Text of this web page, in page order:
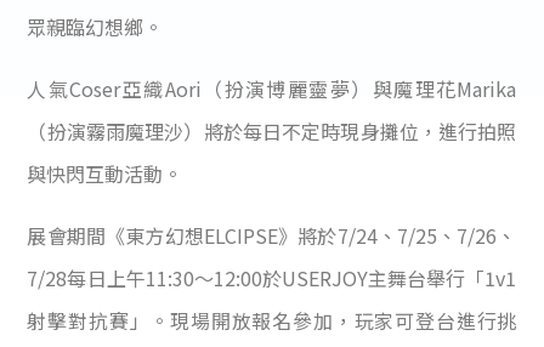
眾親臨幻想鄉。
人氣Coser亞織Aori（扮演博麗靈夢）與魔理花Marika
（扮演霧雨魔理沙）將於每日不定時現身攤位，進行拍照
與快閃互動活動。
展會期間《東方幻想ELCIPSE》將於7/24、7/25、7/26、
7/28每日上午11:30～12:00於USERJOY主舞台舉行「1v1
射擊對抗賽」。現場開放報名參加，玩家可登台進行挑